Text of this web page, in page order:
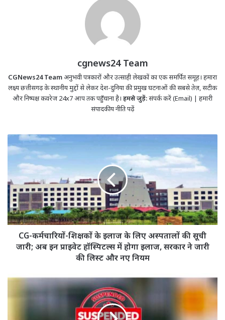
cgnews24 Team
CGNews24 Teamअनुभवी पत्रकारों और उत्साही लेखकों का एक समर्पित समूह। हमारा
लक्ष्य छत्तीसगढ़ के स्थानीय मुद्दों से लेकर देश-दुनिया की प्रमुख घटनाओं की सबसे तेज़, सटीक
और निष्पक्ष कवरेज 24x7 आप तक पहुँचाना है। हमसे जुड़ें:संपर्क करें (Email) | हमारी
संपादकीय नीति पढ़ें
कर्मचारियों-
इलाज
के
लिए
अस्पतालों
की
जारी;
प्राइवेट
हॉस्पिटल्स
में
CG-कर्मचारियों-शिक्षकों के इलाज के लिए अस्पतालों की सूची
जारी; अब इन प्राइवेट हॉस्पिटल्स में होगा इलाज, सरकार ने जारी
की लिस्ट और नए नियम
शराब
दुकानों
में